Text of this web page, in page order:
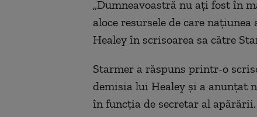
„Dumneavoastră nu aţi fost în
aloce resursele de care
Healey în scrisoarea sa către
Starmer a răspuns printr-o
demisia lui Healey şi a anunţat
în funcţia de secretar al apărării.